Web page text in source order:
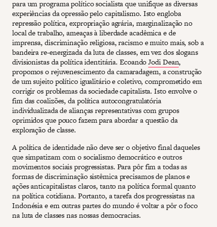
para um programa político socialista que unifique as diversas
experiências da opressão pelo capitalismo. Isto engloba
repressão política, expropriação agrária, marginalização no
local de trabalho, ameaças à liberdade acadêmica e de
imprensa, discriminação religiosa, racismo e muito mais, sob a
bandeira re-energizada da luta de classes, em vez dos slogans
divisionistas da política identitária. EcoandoJodi Dean,
propomos o rejuvenescimento da camaradagem, a construção
de um sujeito político igualitário e coletivo, comprometido em
corrigir os problemas da sociedade capitalista. Isto envolve o
fim das coalizões, da política autocongratulatória
individualizada de alianças representativas com grupos
oprimidos que pouco fazem para abordar a questão da
exploração de classe.
A política de identidade não deve ser o objetivo final daqueles
que simpatizam com o socialismo democrático e outros
movimentos sociais progressistas. Para pôr fim a todas as
formas de discriminação sistêmica precisamos de planos e
ações anticapitalistas claros, tanto na política formal quanto
na política cotidiana. Portanto, a tarefa dos progressistas na
Indonésia e em outras partes do mundo é voltar a pôr o foco
na luta de classes nas nossas democracias.